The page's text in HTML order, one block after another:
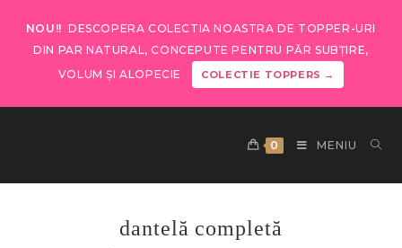
NOU!! DESCOPERA COLECTIA NOASTRA DE TOPPER-URI
DIN PAR NATURAL, CONCEPUTE PENTRU PĂR SUBȚIRE,
VOLUM ȘI ALOPECIE
COLECTIE TOPPERS →
0 MENIU
dantelă completă